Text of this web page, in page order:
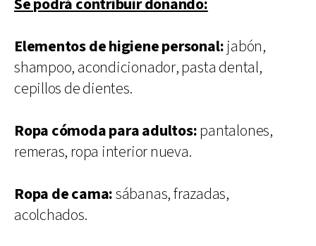
Se podrá contribuir donando:
Elementos de higiene personal: jabón,
shampoo, acondicionador, pasta dental,
cepillos de dientes.
Ropa cómoda para adultos:pantalones,
remeras, ropa interior nueva.
Ropa de cama:sábanas, frazadas,
acolchados.